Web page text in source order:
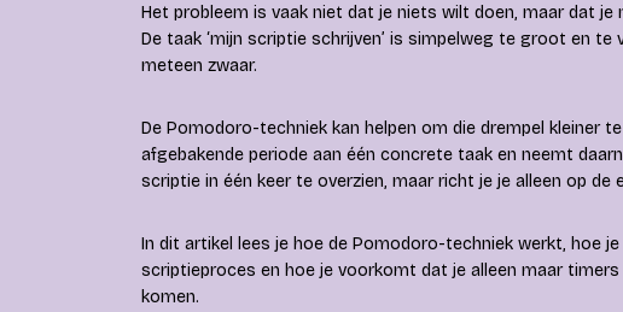
Het probleem is vaak niet dat je niets wilt doen, maar dat
De taak ‘mijn scriptie schrijven’ is simpelweg te groot en
meteen zwaar.
De Pomodoro-techniek kan helpen om die drempel kleiner
afgebakende periode aan één concrete taak en neemt
scriptie in één keer te overzien, maar richt je je alleen op de
In dit artikel lees je hoe de Pomodoro-techniek werkt, hoe
scriptieproces en hoe je voorkomt dat je alleen maar
komen.